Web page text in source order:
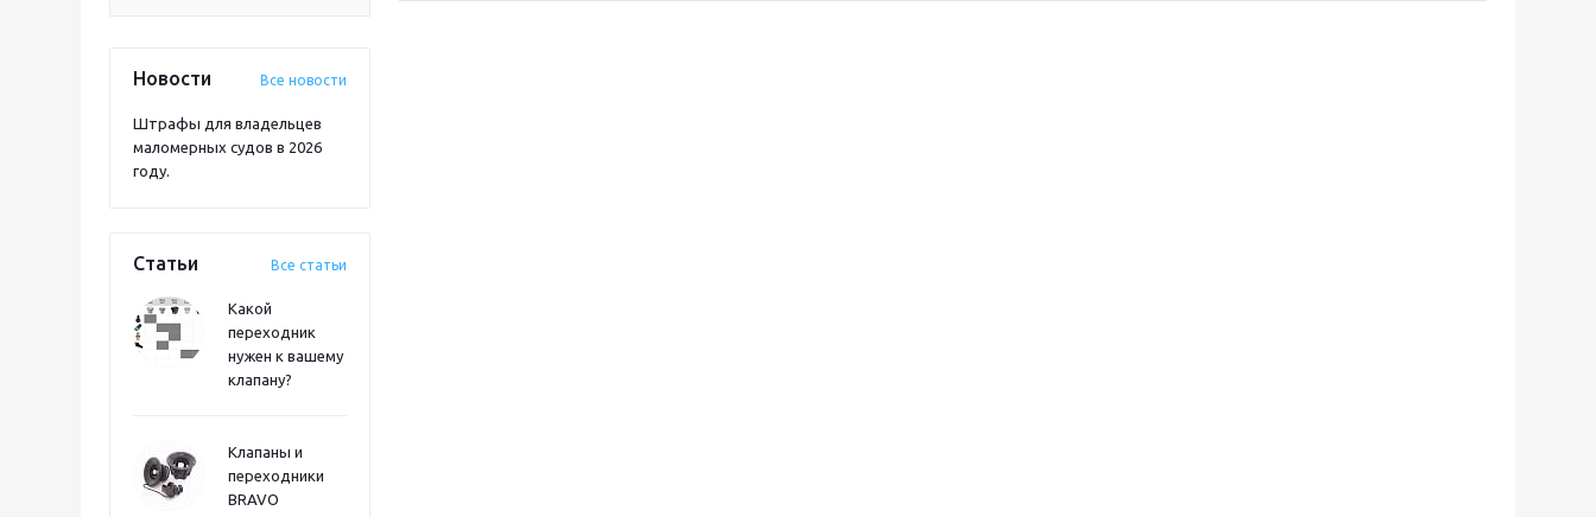
Новости Все новости
Штрафы для владельцев
маломерных судов в 2026
году.
Статьи Все статьи
Какой
переходник
нужен к вашему
клапану?
Клапаны и
переходники
BRAVO